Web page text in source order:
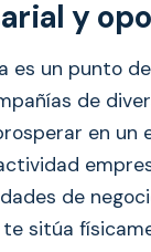
y
es un punto
de
en un
de
te sitúa